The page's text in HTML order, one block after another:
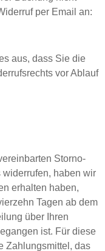
per Email an:
aus, dass Sie die
vor Ablauf
Storno-
widerrufen, haben wir
erhalten haben,
Tagen ab dem
über Ihren
ist. Für diese
Zahlungsmittel, das